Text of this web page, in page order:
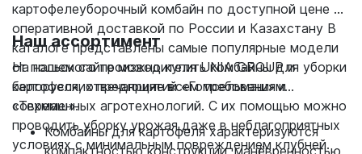
картофелеуборочный комбайн по доступной цене с
оперативной доставкой по России и Казахстану В
каталоге представлены самые популярные модели
от польского производителя UNIA GROUP и
белорусских предприятий «Гомсельмаш» и
«Техмаш».
Наш ассортимент
На нашем сайте можно купить комбайны для уборки
картофеля, отвечающие всем требованиям
современных агротехнологий. С их помощью можно
проводить уборку урожая даже в неблагоприятных
условиях с минимальным повреждением клубней.
Комбайны для картофеля характеризуются
компактностью конструкции, манёвренностью,